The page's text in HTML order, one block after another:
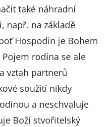
také náhradní
např. na základě
Hospodin je Bohem
Pojem rodina se ale
vztah partnerů
soužití nikdy
a neschvaluje
Boží stvořitelský